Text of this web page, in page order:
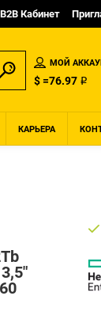
B2B Кабинет
МОЙ
$ =76.97 ₽
КАРЬЕРА